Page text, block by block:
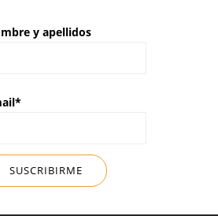
y apellidos